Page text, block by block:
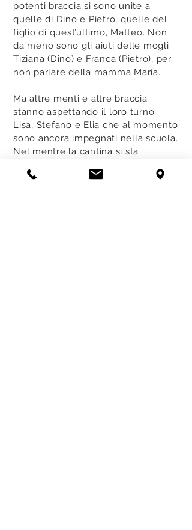
potenti braccia si sono unite a
quelle di Dino e Pietro, quelle del
figlio di quest’ultimo, Matteo. Non
da meno sono gli aiuti delle mogli
Tiziana (Dino) e Franca (Pietro), per
non parlare della mamma Maria.
Ma altre menti e altre braccia
stanno aspettando il loro turno:
Lisa, Stefano e Elia che al momento
sono ancora impegnati nella scuola.
Nel mentre la cantina si sta
nuove botti e anche nuovi spazi per